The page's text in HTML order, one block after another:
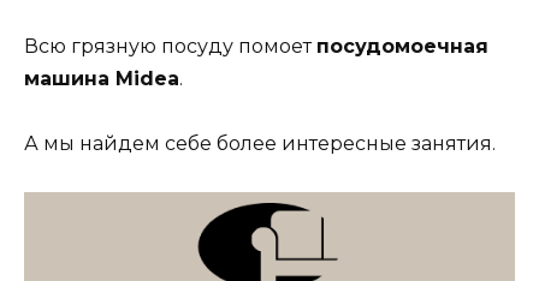
Всю грязную посуду помоет посудомоечная
машина Midea.
А мы найдем себе более интересные занятия.